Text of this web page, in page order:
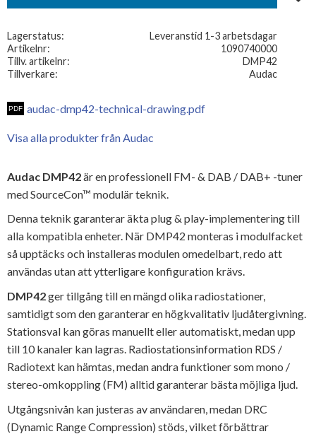
Lagerstatus
Leveranstid 1-3 arbetsdagar
Artikelnr
1090740000
Tillv. artikelnr
DMP42
Tillverkare
Audac
audac-dmp42-technical-drawing.pdf
Visa alla produkter från Audac
Audac DMP42är en professionell FM- & DAB / DAB+ -tuner
med SourceCon™ modulär teknik.
Denna teknik garanterar äkta plug & play-implementering till
alla kompatibla enheter. När DMP42 monteras i modulfacket
så upptäcks och installeras modulen omedelbart, redo att
användas utan att ytterligare konfiguration krävs.
DMP42ger tillgång till en mängd olika radiostationer,
samtidigt som den garanterar en högkvalitativ ljudåtergivning.
Stationsval kan göras manuellt eller automatiskt, medan upp
till 10 kanaler kan lagras. Radiostationsinformation RDS /
Radiotext kan hämtas, medan andra funktioner som mono /
stereo-omkoppling (FM) alltid garanterar bästa möjliga ljud.
Utgångsnivån kan justeras av användaren, medan DRC
(Dynamic Range Compression) stöds, vilket förbättrar